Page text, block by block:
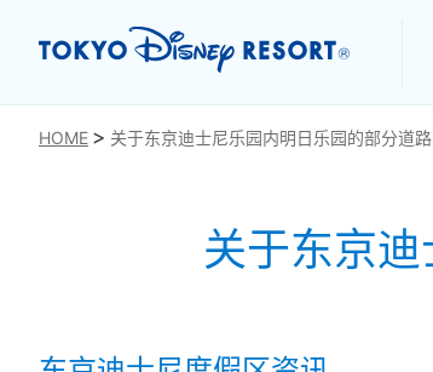
HOME 关于东京迪士尼乐园内明日乐园的部分道
关于东京お気に入り